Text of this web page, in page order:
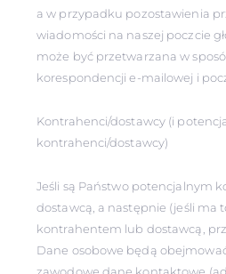
a w przypadku pozostawienia
wiadomości na naszej poczcie
może być przetwarzana w
korespondencji e-mailowej i
Kontrahenci/dostawcy (i
kontrahenci/dostawcy)
Jeśli są Państwo potencjalnym
dostawcą, a następnie (jeśli ma
kontrahentem lub dostawcą,
Dane osobowe będą